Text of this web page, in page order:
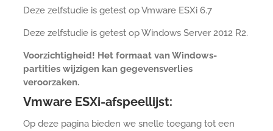
Deze zelfstudie is getest op Vmware ESXi 6.7
Deze zelfstudie is getest op Windows Server 2012 R2.
Voorzichtigheid! Het formaat van Windows-
partities wijzigen kan gegevensverlies
veroorzaken.
Vmware ESXi-afspeellijst:
Op deze pagina bieden we snelle toegang tot een